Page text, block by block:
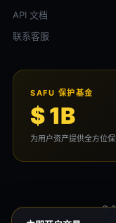
API 文档
联系客服
SAFU 保护基金
$ 1B
为用户资产提供全方位
©